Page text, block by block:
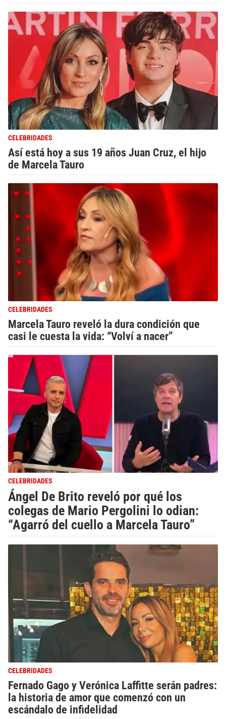
CELEBRIDADES
Así está hoy a sus 19 años Juan Cruz, el hijo
de Marcela Tauro
CELEBRIDADES
Marcela Tauro reveló la dura condición que
casi le cuesta la vida: “Volví a nacer”
CELEBRIDADES
Ángel De Brito reveló por qué los
colegas de Mario Pergolini lo odian:
“Agarró del cuello a Marcela Tauro”
CELEBRIDADES
Fernado Gago y Verónica Laffitte serán padres:
la historia de amor que comenzó con un
escándalo de infidelidad